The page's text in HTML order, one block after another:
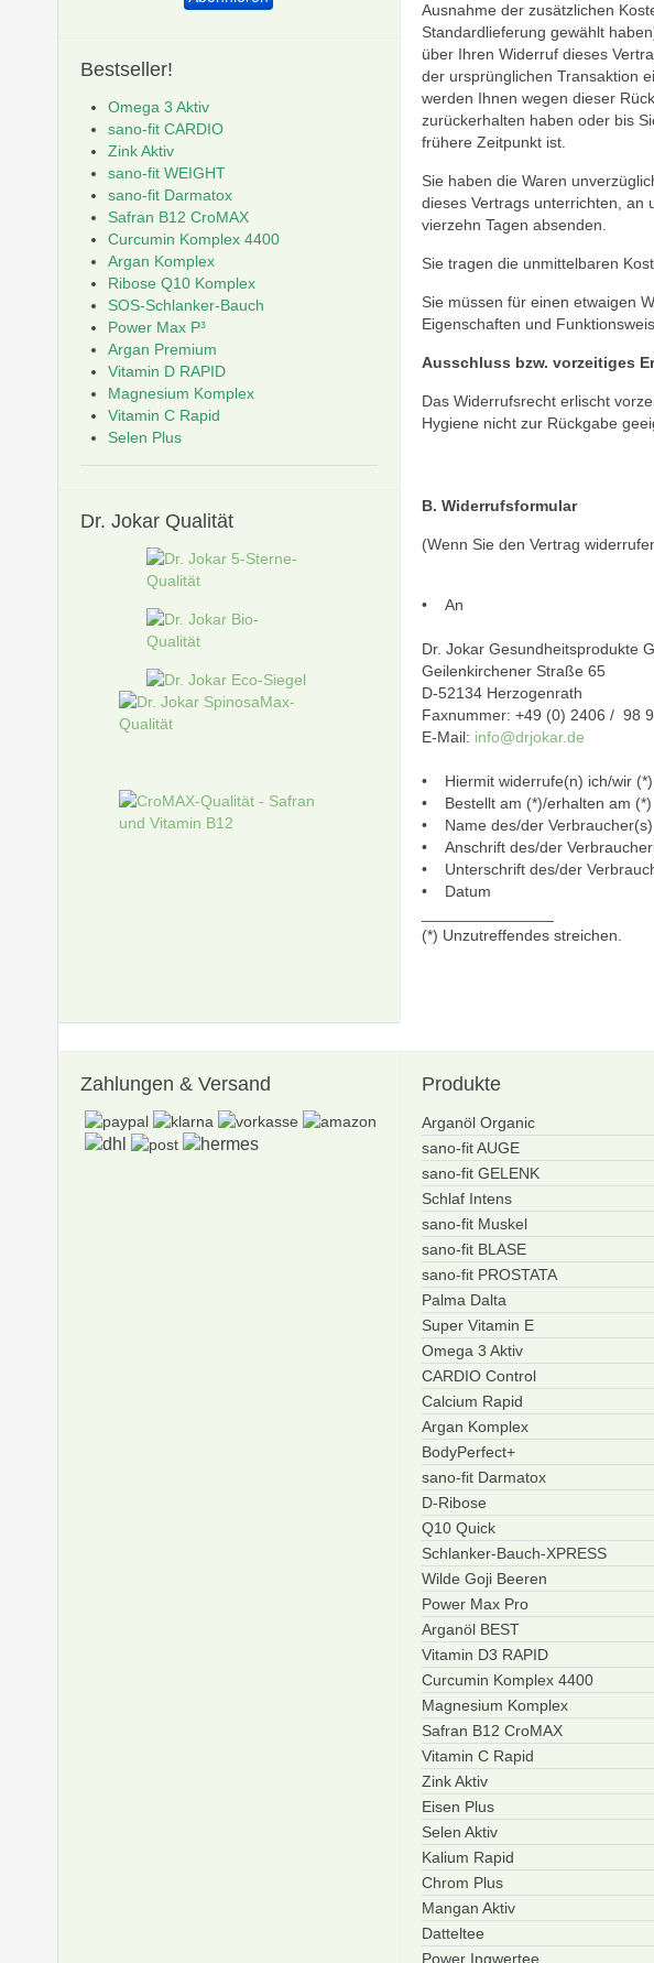
Ausnahme der zusätzlichen
Standardlieferung gewählt
über Ihren Widerruf dieses
der ursprünglichen Transaktion
werden Ihnen wegen dieser
zurückerhalten haben oder bis
frühere Zeitpunkt ist.
Sie haben die Waren
dieses Vertrags unterrichten, an
vierzehn Tagen absenden.
Sie tragen die unmittelbaren
Sie müssen für einen etwaigen
Eigenschaften und
Ausschluss bzw. vorzeitiges
Das Widerrufsrecht erlischt
Hygiene nicht zur Rückgabe
B. Widerrufsformular
(Wenn Sie den Vertrag
• An
Dr. Jokar Gesundheitsprodukte
Geilenkirchener Straße 65
D-52134 Herzogenrath
Faxnummer: +49 (0) 2406 / 98
E-Mail: info@drjokar.de
• Hiermit widerrufe(n) ich/wir (*)
• Bestellt am (*)/erhalten am (*)
• Name des/der Verbraucher(s)
• Anschrift des/der
• Unterschrift des/der
• Datum
(*) Unzutreffendes streichen.
Bestseller!
Omega 3 Aktiv
sano-fit CARDIO
Zink Aktiv
sano-fit WEIGHT
sano-fit Darmatox
Safran B12 CroMAX
Curcumin Komplex 4400
Argan Komplex
Ribose Q10 Komplex
SOS-Schlanker-Bauch
Power Max P³
Argan Premium
Vitamin D RAPID
Magnesium Komplex
Vitamin C Rapid
Selen Plus
Dr. Jokar Qualität
Zahlungen & Versand Produkte
Arganöl Organic
sano-fit AUGE
sano-fit GELENK
Schlaf Intens
sano-fit Muskel
sano-fit BLASE
sano-fit PROSTATA
Palma Dalta
Super Vitamin E
Omega 3 Aktiv
CARDIO Control
Calcium Rapid
Argan Komplex
BodyPerfect+
sano-fit Darmatox
D-Ribose
Q10 Quick
Schlanker-Bauch-XPRESS
Wilde Goji Beeren
Power Max Pro
Arganöl BEST
Vitamin D3 RAPID
Curcumin Komplex 4400
Magnesium Komplex
Safran B12 CroMAX
Vitamin C Rapid
Zink Aktiv
Eisen Plus
Selen Aktiv
Kalium Rapid
Chrom Plus
Mangan Aktiv
Datteltee
Power Ingwertee